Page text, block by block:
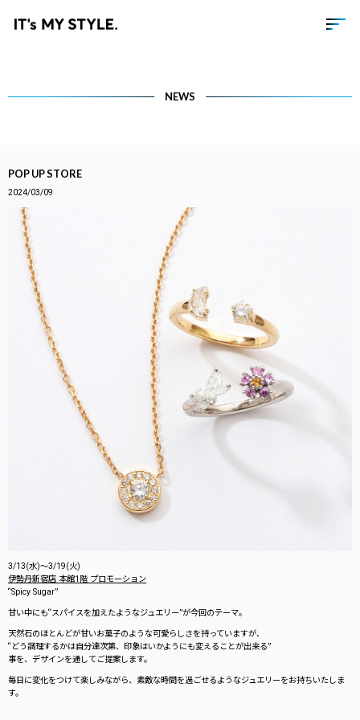
NEWS
POP UP STORE
2024/03/09
3/13(水)〜3/19(火)
伊勢丹新宿店 本館1階 プロモーション
“Spicy Sugar”
甘い中にも“スパイスを加えたようなジュエリー”が今回のテーマ。
天然石のほとんどが甘いお菓子のような可愛らしさを持っていますが、
“どう調理するかは自分達次第、印象はいかようにも変えることが出来る”
事を、デザインを通してご提案します。
毎日に変化をつけて楽しみながら、素敵な時間を過ごせるようなジュエリーをお持ちいたしま
す。